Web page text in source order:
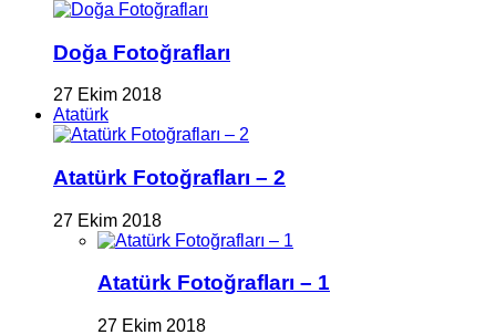
Doğa Fotoğrafları
27 Ekim 2018
Atatürk
Atatürk Fotoğrafları – 2
27 Ekim 2018
Atatürk Fotoğrafları – 1
27 Ekim 2018